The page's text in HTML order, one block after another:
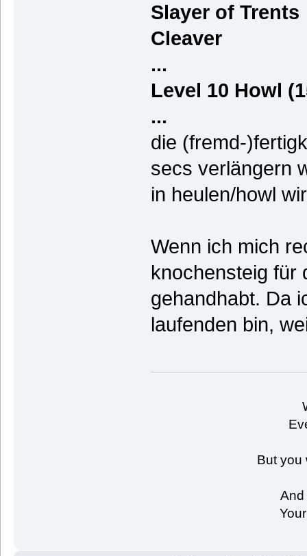
Slayer of Trents
Cleaver
...
Level 10 Howl
...
die (fremd-
secs verlängern
in heulen/howl
Wenn ich mich
knochensteig für
gehandhabt. Da
laufenden bin,
But you
And